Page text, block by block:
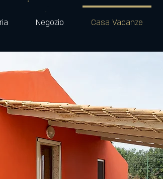
Negozio Casa Vacanze